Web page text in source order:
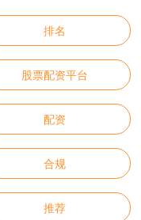
排名
股票配资平台
配资
合规
推荐